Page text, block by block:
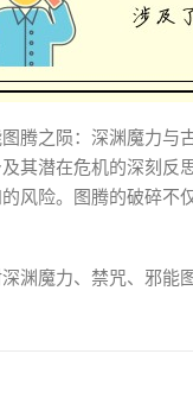
图腾之陨：深渊魔力
其潜在危机的深刻反
风险。图腾的破碎不
渊魔力、禁咒、邪能